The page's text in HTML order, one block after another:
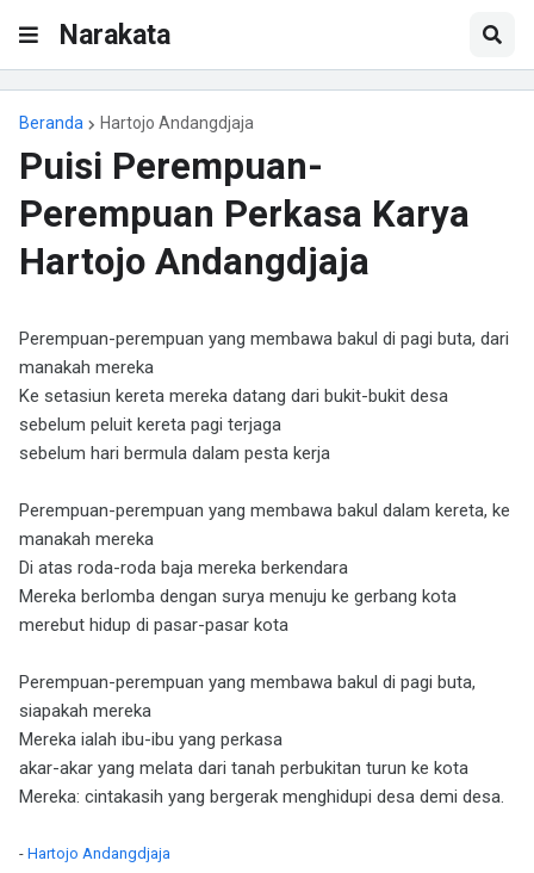
Narakata
Beranda Hartojo Andangdjaja
Puisi Perempuan-
Perempuan Perkasa Karya
Hartojo Andangdjaja
Perempuan-perempuan yang membawa bakul di pagi buta, dari
manakah mereka
Ke setasiun kereta mereka datang dari bukit-bukit desa
sebelum peluit kereta pagi terjaga
sebelum hari bermula dalam pesta kerja
Perempuan-perempuan yang membawa bakul dalam kereta, ke
manakah mereka
Di atas roda-roda baja mereka berkendara
Mereka berlomba dengan surya menuju ke gerbang kota
merebut hidup di pasar-pasar kota
Perempuan-perempuan yang membawa bakul di pagi buta,
siapakah mereka
Mereka ialah ibu-ibu yang perkasa
akar-akar yang melata dari tanah perbukitan turun ke kota
Mereka: cintakasih yang bergerak menghidupi desa demi desa.
- Hartojo Andangdjaja